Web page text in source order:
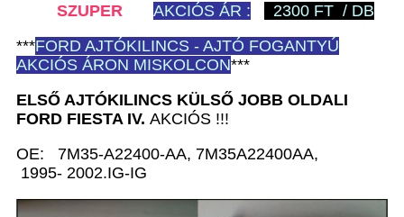
SZUPER
AKCIÓS ÁR :
2300 FT / DB
***FORD AJTÓKILINCS - AJTÓ FOGANTYÚ
AKCIÓS ÁRON MISKOLCON***
ELSŐ AJTÓKILINCS KÜLSŐ JOBB OLDALI
FORD FIESTA IV. AKCIÓS !!!
OE: 7M35-A22400-AA, 7M35A22400AA,
1995- 2002.IG-IG